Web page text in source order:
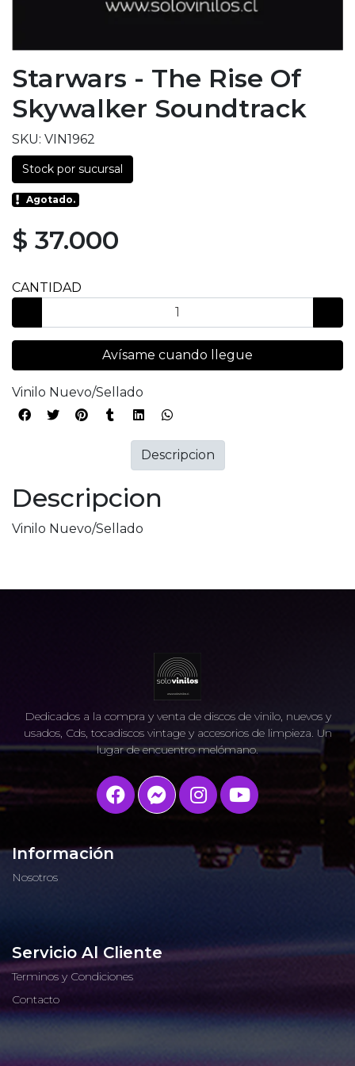
Starwars - The Rise Of
Skywalker Soundtrack
SKU: VIN1962
Stock por sucursal
Agotado.
$ 37.000
CANTIDAD
Avísame cuando llegue
Vinilo Nuevo/Sellado
Descripcion
Vinilo Nuevo/Sellado
Descripcion
Dedicados a la compra y venta de discos de vinilo, nuevos y
usados, Cds, tocadiscos vintage y accesorios de limpieza. Un
lugar de encuentro melómano.
Información
Nosotros
Servicio Al Cliente
Terminos y Condiciones
Contacto